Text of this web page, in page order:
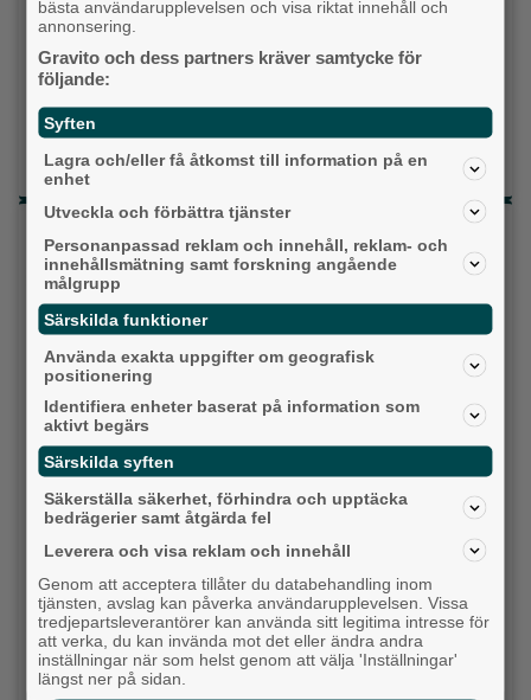
Topp tre denna veckan
Milstolpen: Ny tunnel är på plats under
järnvägen
Då börjar tågen rulla igen: ”Vi ligger bra i fas”
Detta händer i Alingsås 3–10 augusti
Senaste artiklarna
Alingsås
Ny pastor i Equmeniakyrkan Långared
Backa/Kärra
bästa användarupplevelsen och visa riktat innehåll och
annonsering.
Gravito och dess partners kräver samtycke för
följande:
Syften
Lagra och/eller få åtkomst till information på en
enhet
Utveckla och förbättra tjänster
Personanpassad reklam och innehåll, reklam- och
innehållsmätning samt forskning angående
målgrupp
Särskilda funktioner
Använda exakta uppgifter om geografisk
positionering
Identifiera enheter baserat på information som
aktivt begärs
Särskilda syften
Säkerställa säkerhet, förhindra och upptäcka
bedrägerier samt åtgärda fel
Leverera och visa reklam och innehåll
Genom att acceptera tillåter du databehandling inom
tjänsten, avslag kan påverka användarupplevelsen. Vissa
tredjepartsleverantörer kan använda sitt legitima intresse för
att verka, du kan invända mot det eller ändra andra
inställningar när som helst genom att välja 'Inställningar'
längst ner på sidan.